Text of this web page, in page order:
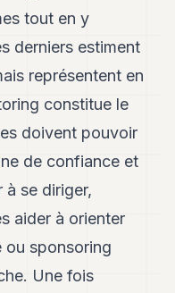
tout en y
derniers estiment
représentent en
constitue le
doivent pouvoir
de confiance et
à se diriger,
aider à orienter
ou sponsoring
Une fois